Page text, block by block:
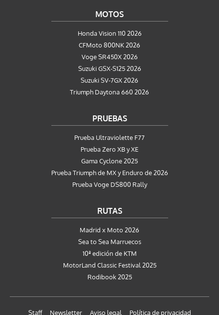
MOTOS
Honda Vision 110 2026
CFMoto 800NK 2026
Voge SR450X 2026
Suzuki GSX-S125 2026
Suzuki SV-7GX 2026
Triumph Daytona 660 2026
PRUEBAS
Prueba Ultraviolette F77
Prueba Zero XB y XE
Gama Cyclone 2025
Prueba Triumph de MX y Enduro de 2026
Prueba Voge DS800 Rally
RUTAS
Madrid x Moto 2026
Sea to Sea Marruecos
10ª edición de KTM
MotorLand Classic Festival 2025
Rodibook 2025
Staff Newsletter Aviso legal Política de privacidad